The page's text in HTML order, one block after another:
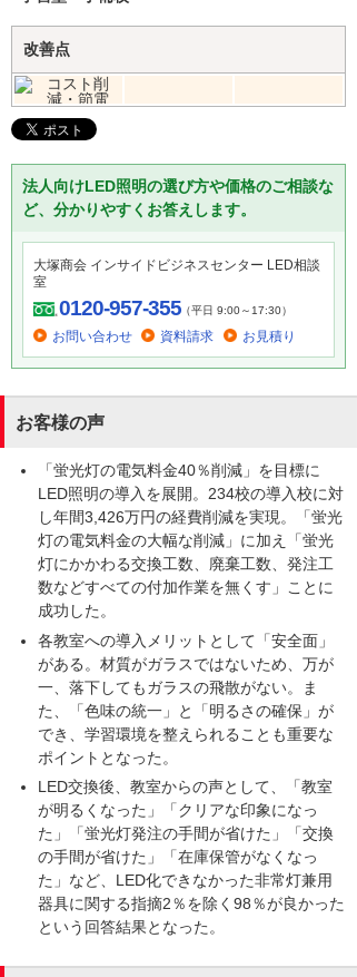
改善点
法人向けLED照明の選び方や価格のご相談な
ど、分かりやすくお答えします。
大塚商会 インサイドビジネスセンター LED相談
室
0120-957-355（平日 9:00～17:30）
お問い合わせ 資料請求 お見積り
お客様の声
「蛍光灯の電気料金40％削減」を目標に
LED照明の導入を展開。234校の導入校に対
し年間3,426万円の経費削減を実現。「蛍光
灯の電気料金の大幅な削減」に加え「蛍光
灯にかかわる交換工数、廃棄工数、発注工
数などすべての付加作業を無くす」ことに
成功した。
各教室への導入メリットとして「安全面」
がある。材質がガラスではないため、万が
一、落下してもガラスの飛散がない。ま
た、「色味の統一」と「明るさの確保」が
でき、学習環境を整えられることも重要な
ポイントとなった。
LED交換後、教室からの声として、「教室
が明るくなった」「クリアな印象になっ
た」「蛍光灯発注の手間が省けた」「交換
の手間が省けた」「在庫保管がなくなっ
た」など、LED化できなかった非常灯兼用
器具に関する指摘2％を除く98％が良かった
という回答結果となった。